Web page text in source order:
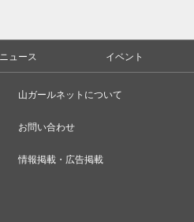
ニュース イベント
山ガールネットについて
お問い合わせ
情報掲載・広告掲載